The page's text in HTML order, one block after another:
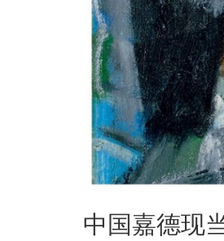
中国嘉德现